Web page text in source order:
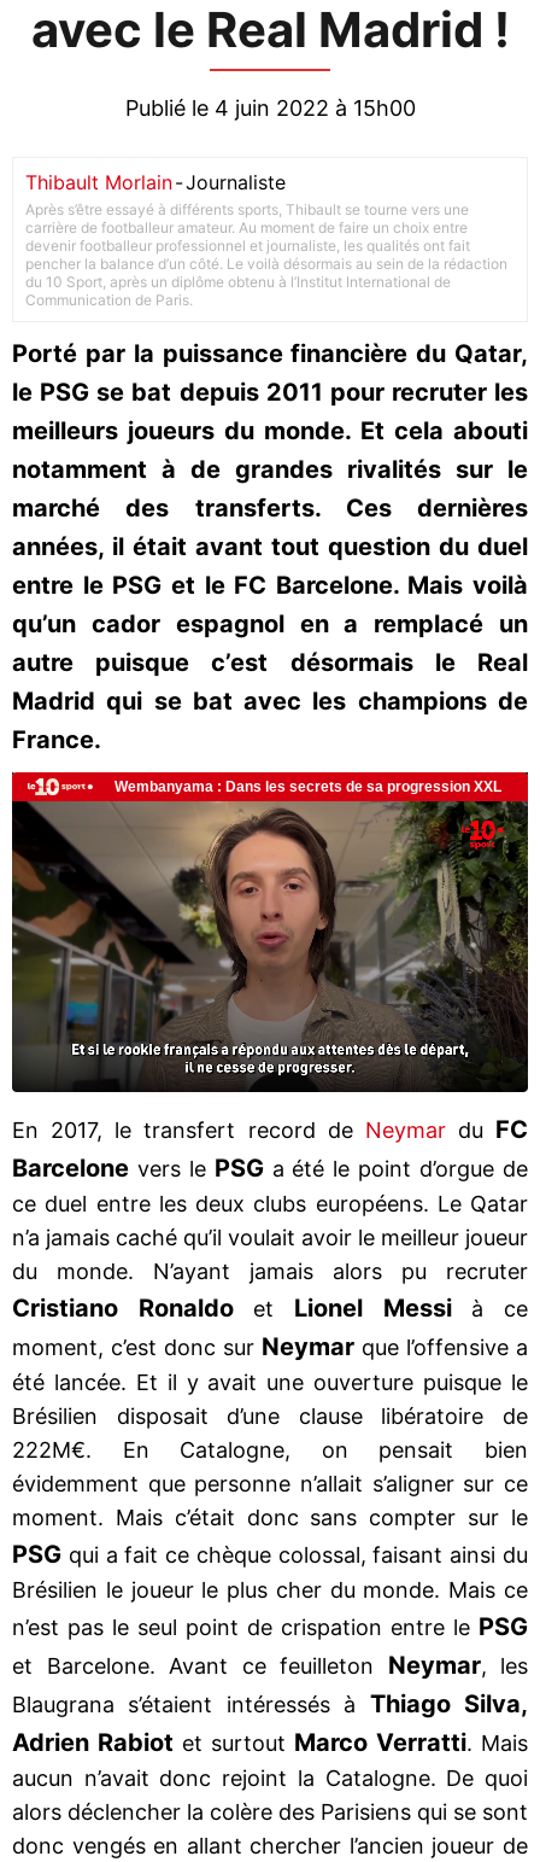
avec le Real Madrid !
Publié le 4 juin 2022 à 15h00
Thibault Morlain-Journaliste
Après s’être essayé à différents sports, Thibault se tourne vers une
carrière de footballeur amateur. Au moment de faire un choix entre
devenir footballeur professionnel et journaliste, les qualités ont fait
pencher la balance d’un côté. Le voilà désormais au sein de la rédaction
du 10 Sport, après un diplôme obtenu à l’Institut International de
Communication de Paris.
Porté par la puissance financière du Qatar,
le PSG se bat depuis 2011 pour recruter les
meilleurs joueurs du monde. Et cela abouti
notamment à de grandes rivalités sur le
marché des transferts. Ces dernières
années, il était avant tout question du duel
entre le PSG et le FC Barcelone. Mais voilà
qu’un cador espagnol en a remplacé un
autre puisque c’est désormais le Real
Madrid qui se bat avec les champions de
France.
En 2017, le transfert record de Neymardu FC
Barcelone vers le PSGa été le point d’orgue de
ce duel entre les deux clubs européens. Le Qatar
n’a jamais caché qu’il voulait avoir le meilleur joueur
du monde. N’ayant jamais alors pu recruter
Cristiano Ronaldoet Lionel Messià ce
moment, c’est donc sur Neymar que l’offensive a
été lancée. Et il y avait une ouverture puisque le
Brésilien disposait d’une clause libératoire de
222M€. En Catalogne, on pensait bien
évidemment que personne n’allait s’aligner sur ce
moment. Mais c’était donc sans compter sur le
PSG qui a fait ce chèque colossal, faisant ainsi du
Brésilien le joueur le plus cher du monde. Mais ce
n’est pas le seul point de crispation entre le PSG
et Barcelone. Avant ce feuilleton Neymar, les
Blaugrana s’étaient intéressés à Thiago Silva,
Adrien Rabiot et surtout Marco Verratti. Mais
aucun n’avait donc rejoint la Catalogne. De quoi
alors déclencher la colère des Parisiens qui se sont
donc vengés en allant chercher l’ancien joueur de